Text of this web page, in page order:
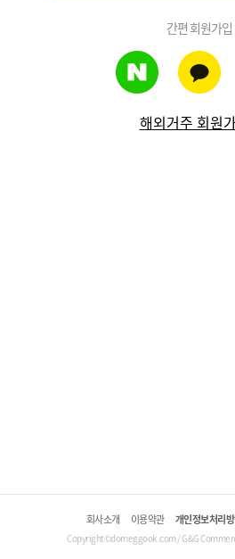
간편 회원가입
해외거주 회원
회사소개 이용약관 개인정보처리
Copyright©domeggook.com / G&G